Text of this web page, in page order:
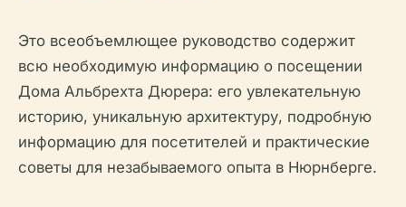
Это всеобъемлющее руководство содержит
всю необходимую информацию о посещении
Дома Альбрехта Дюрера: его увлекательную
историю, уникальную архитектуру, подробную
информацию для посетителей и практические
советы для незабываемого опыта в Нюрнберге.